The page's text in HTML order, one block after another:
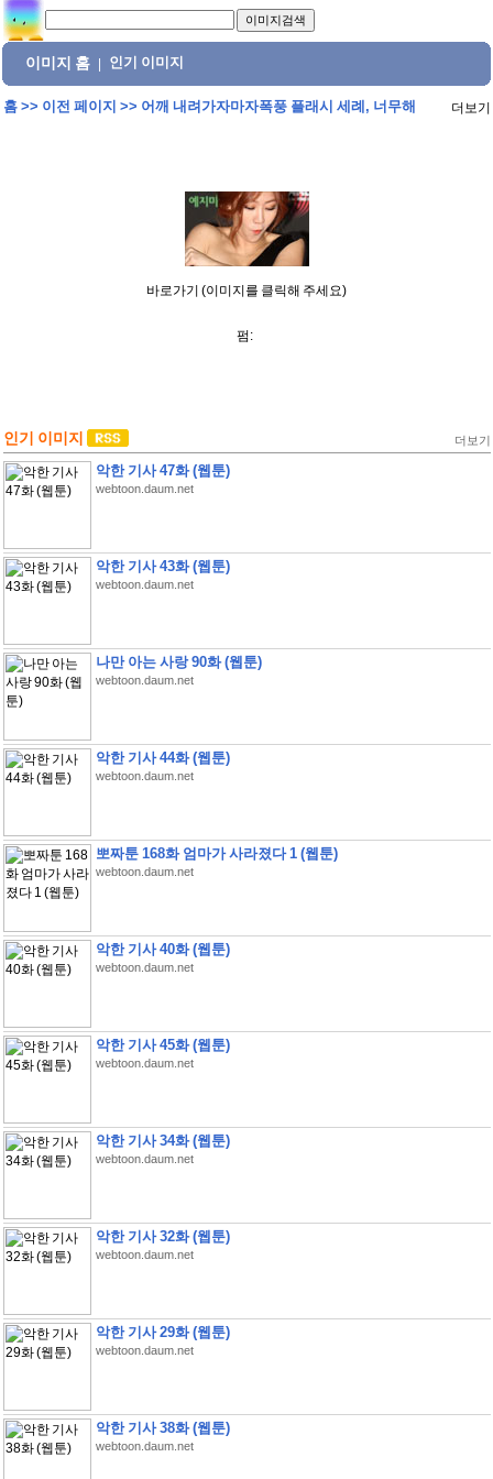
이미지 홈 인기 이미지
홈>> 이전 페이지 >> 어깨 내려가자마자폭풍 플래시 세례, 너무해 더보기
바로가기 (이미지를 클릭해 주세요)
펌:
인기 이미지 더보기
악한 기사 47화 (웹툰)
webtoon.daum.net
악한 기사 43화 (웹툰)
webtoon.daum.net
나만 아는 사랑 90화 (웹툰)
webtoon.daum.net
악한 기사 44화 (웹툰)
webtoon.daum.net
뽀짜툰 168화 엄마가 사라졌다 1 (웹툰)
webtoon.daum.net
악한 기사 40화 (웹툰)
webtoon.daum.net
악한 기사 45화 (웹툰)
webtoon.daum.net
악한 기사 34화 (웹툰)
webtoon.daum.net
악한 기사 32화 (웹툰)
webtoon.daum.net
악한 기사 29화 (웹툰)
webtoon.daum.net
악한 기사 38화 (웹툰)
webtoon.daum.net